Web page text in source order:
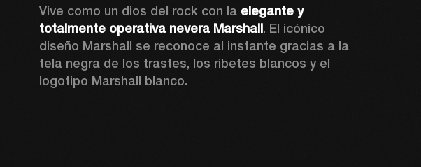
Vive como un dios del rock con la elegante y
totalmente operativa nevera Marshall. El icónico
diseño Marshall se reconoce al instante gracias a la
tela negra de los trastes, los ribetes blancos y el
logotipo Marshall blanco.